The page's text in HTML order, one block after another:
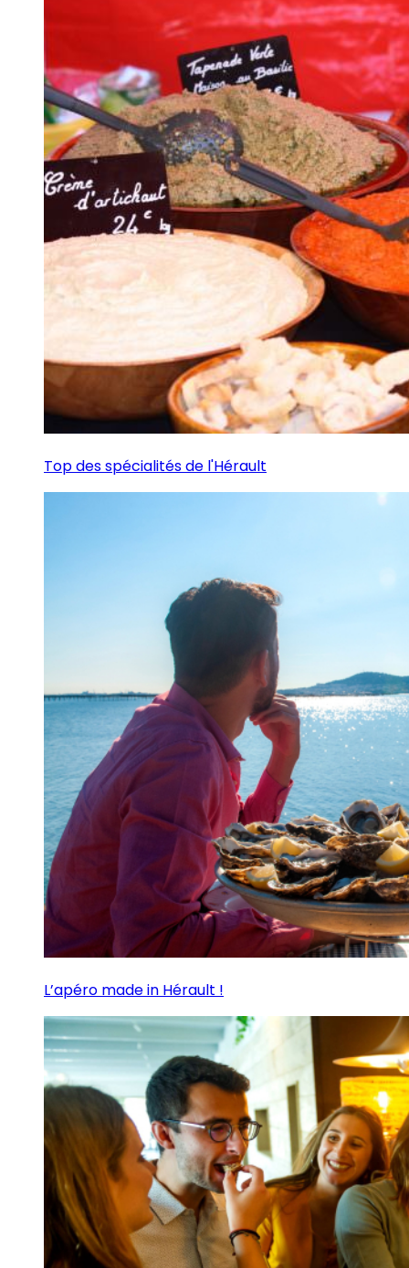
Top des spécialités de l'Hérault
L’apéro made in Hérault !